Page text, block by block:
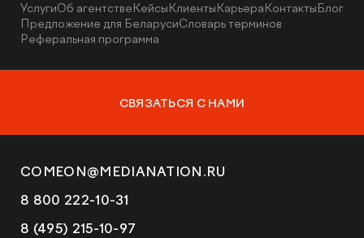
УслугиОб агентствеКейсыКлиентыКарьераКонтактыБлог
Предложение для БеларусиСловарь терминов
Реферальная программа
СВЯЗАТЬСЯ С НАМИ
COMEON@MEDIANATION.RU
8 800 222-10-31
8 (495) 215-10-97